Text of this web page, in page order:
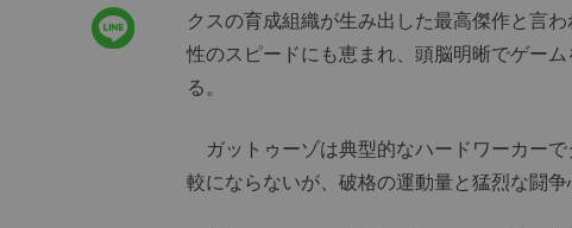
クスの育成組織が生み出した最高傑作と言
性のスピードにも恵まれ、頭脳明晰でゲー
る。
ガットゥーゾは典型的なハードワーカー
較にならないが、破格の運動量と猛烈な闘争